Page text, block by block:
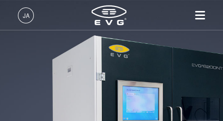
JA
リソグラフィ装置
ナノインプリント・リソグラ
フィ（NIL）装置
IR LayerRelease™ 技術
MLE™ マスクレス・リソグ
ラフィ
About EVG
拠点一覧
ニュース
INSIDER-Jobs
EVGでのお仕事
EVGライフ
リソグラフィ装置
マスクアライメント装置
EVG®610
EVG®620 NT
LITHOSCALE® マスクレス露光リソグラフィシステム